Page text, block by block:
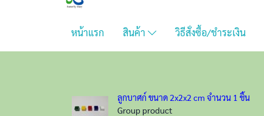
หน้าแรก สินค้า วิธีสั่งซื้อ/ชำระเงิน
ลูกบาศก์ ขนาด 2x2x2 cm จำนวน 1 ชิ้น
Group product